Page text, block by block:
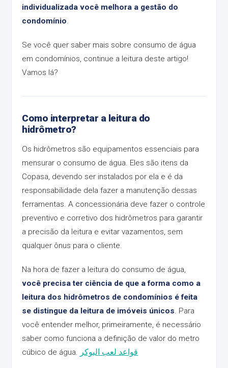
individualizada você melhora a gestão do
condomínio.
Se você quer saber mais sobre consumo de água
em condomínios, continue a leitura deste artigo!
Vamos lá?
Como interpretar a leitura do
hidrômetro?
Os hidrômetros são equipamentos essenciais para
mensurar o consumo de água. Eles são itens da
Copasa, devendo ser instalados por ela e é da
responsabilidade dela fazer a manutenção dessas
ferramentas. A concessionária deve fazer o controle
preventivo e corretivo dos hidrômetros para garantir
a precisão da leitura e evitar vazamentos, sem
qualquer ônus para o cliente.
Na hora de fazer a leitura do consumo de água,
você precisa ter ciência de que a forma como a
leitura dos hidrômetros de condomínios é feita
se distingue da leitura de imóveis únicos. Para
você entender melhor, primeiramente, é necessário
saber como funciona a definição de valor do metro
cúbico de água. قواعد لعب البوكر